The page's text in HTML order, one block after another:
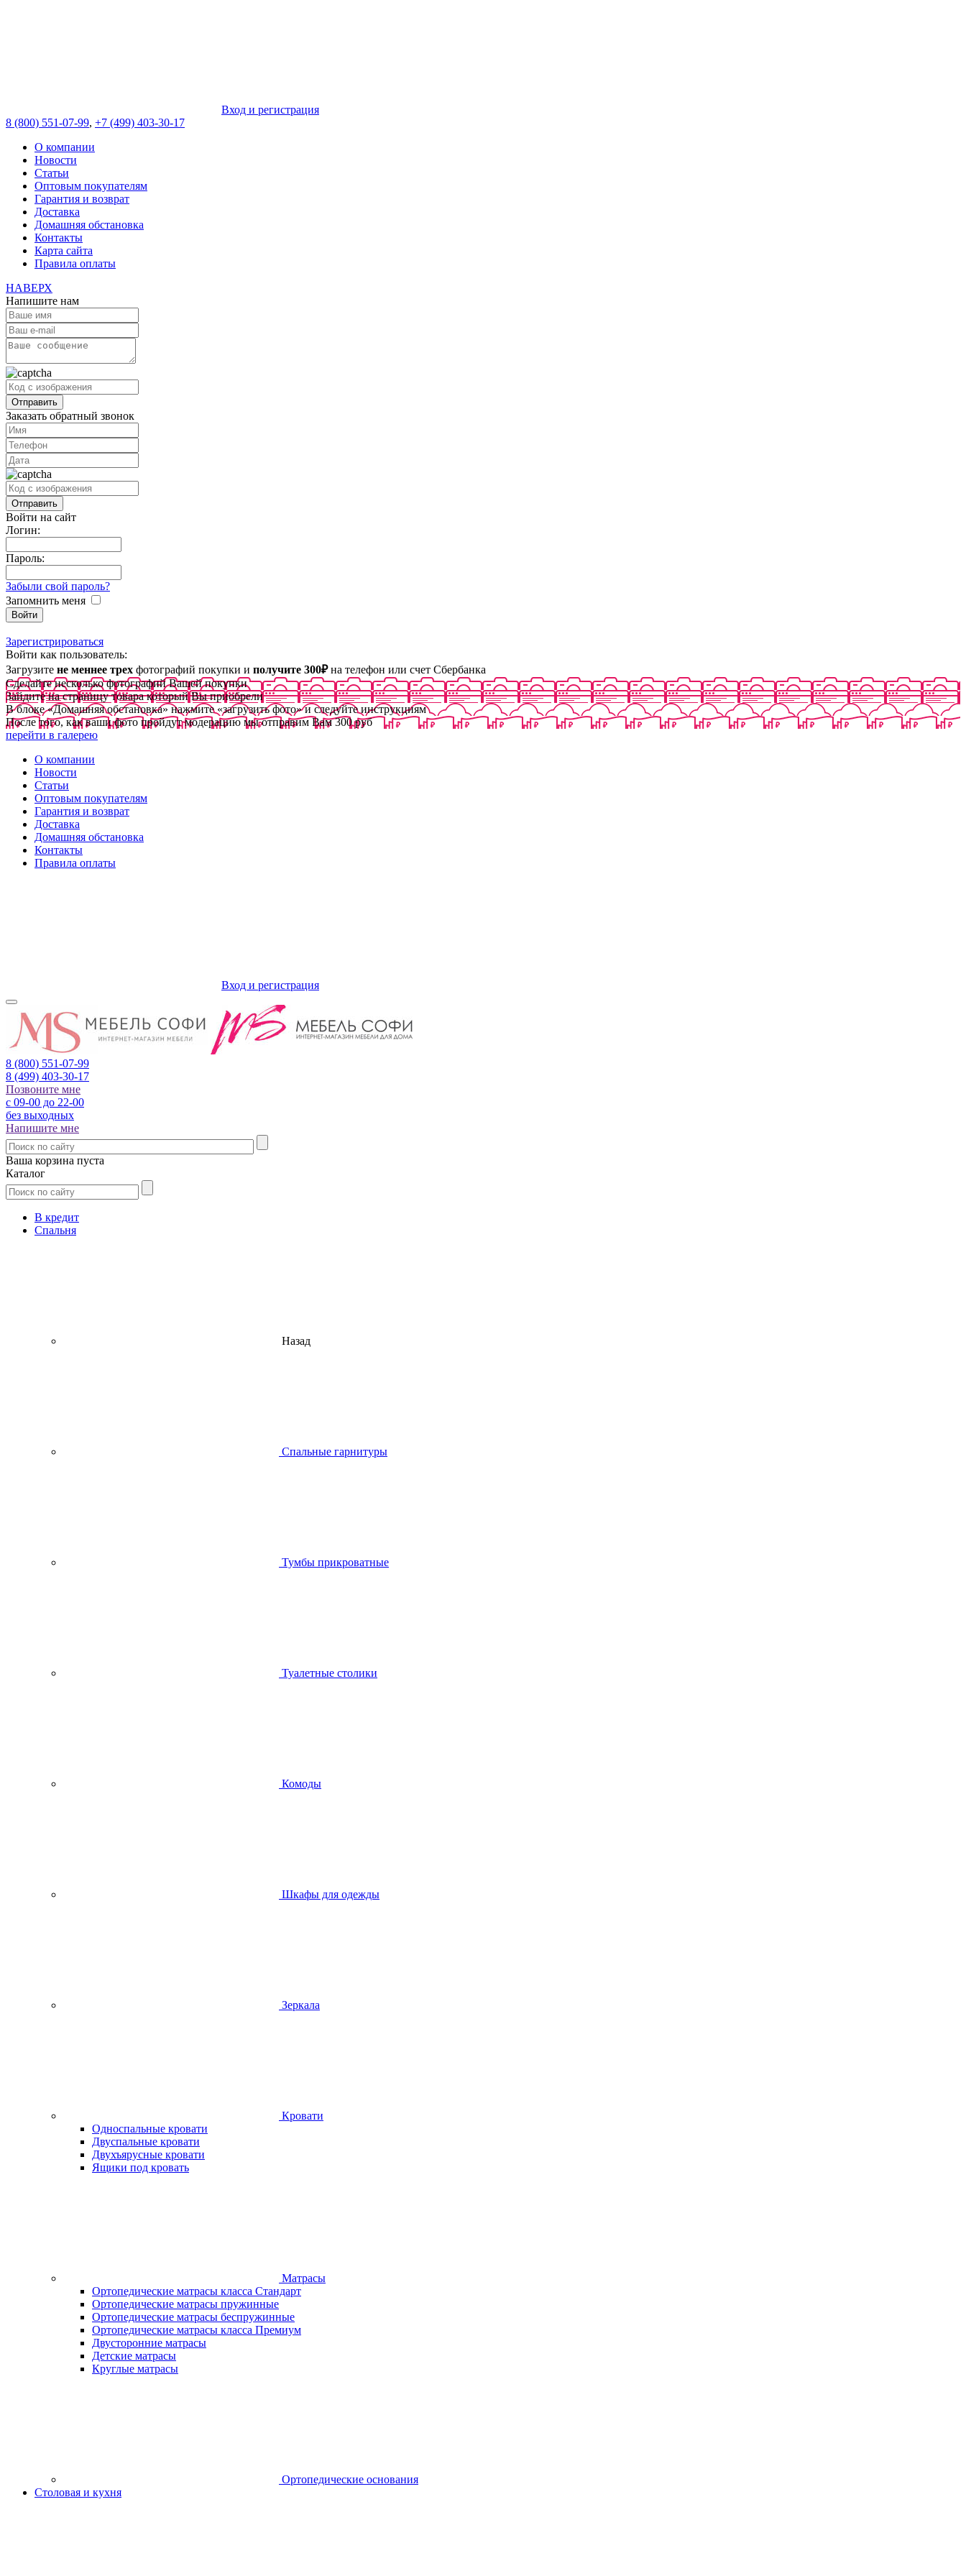
Вход и регистрация
8 (800) 551-07-99, +7 (499) 403-30-17
О компании
Новости
Статьи
Оптовым покупателям
Гарантия и возврат
Доставка
Домашняя обстановка
Контакты
Карта сайта
Правила оплаты
НАВЕРХ
Напишите нам
Заказать обратный звонок
Войти на сайт
Логин:
Пароль:
Забыли свой пароль?
Запомнить меня
Зарегистрироваться
Войти как пользователь:
Загрузите не меннее трех фотографий покупки и получите 300₽на телефон или счет Сбербанка
Сделайте несколько фотографий Вашей покупки
Зайдите на страницу товара который Вы приобрели
В блоке «Домашняя обстановка» нажмите «загрузить фото» и следуйте инструкциям
После того, как ваши фото пройдут модерацию мы отправим Вам 300 руб
перейти в галерею
О компании
Новости
Статьи
Оптовым покупателям
Гарантия и возврат
Доставка
Домашняя обстановка
Контакты
Правила оплаты
Вход и регистрация
8 (800) 551-07-99
8 (499) 403-30-17
Позвоните мне
с 09-00 до 22-00
без выходных
Напишите мне
Ваша корзина пуста
Каталог
В кредит
Спальня
Назад
Спальные гарнитуры
Тумбы прикроватные
Туалетные столики
Комоды
Шкафы для одежды
Зеркала
Кровати
Односпальные кровати
Двуспальные кровати
Двухъярусные кровати
Ящики под кровать
Матрасы
Ортопедические матрасы класса Стандарт
Ортопедические матрасы пружинные
Ортопедические матрасы беспружинные
Ортопедические матрасы класса Премиум
Двусторонние матрасы
Детские матрасы
Круглые матрасы
Ортопедические основания
Столовая и кухня